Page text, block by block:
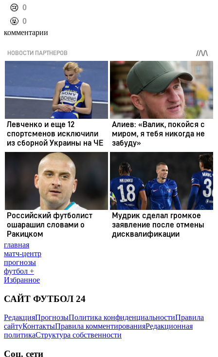
️😢 0
️🤬 0
комментарии
главная
матч-центр
прогнозы
футбол +
Избранное
САЙТ ФУТБОЛ 24
РедакцияПрогнозыПолитика конфиденциальностиПравила
сайтуКонтактыПравила комментированияРедакционная
политикаСтруктура собственности
Соц. сети